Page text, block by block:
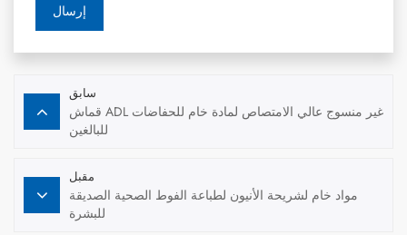
إرسال
سابق
قماش ADL غير منسوج عالي الامتصاص لمادة خام للحفاضات
للبالغين
مقبل
مواد خام لشريحة الأنيون لطباعة الفوط الصحية الصديقة
للبشرة